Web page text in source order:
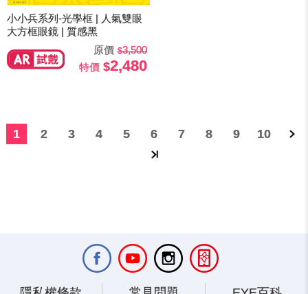
小小兵系列-光學框 | 人氣雙眼
大方框眼鏡 | 質感黑
原價
3,500
特價
2,480
1 2 3 4 5 6 7 8 9 10